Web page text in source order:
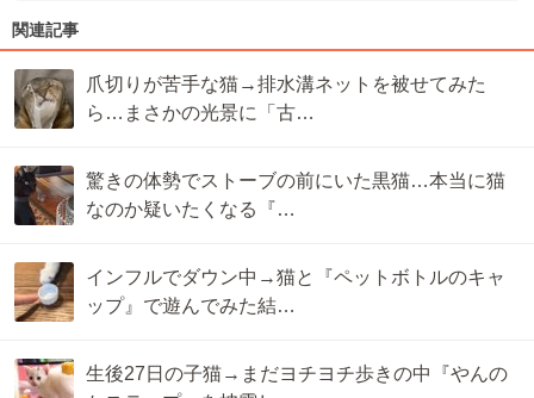
関連記事
爪切りが苦手な猫→排水溝ネットを被せてみた
ら…まさかの光景に「古…
驚きの体勢でストーブの前にいた黒猫…本当に猫
なのか疑いたくなる『…
インフルでダウン中→猫と『ペットボトルのキャ
ップ』で遊んでみた結…
生後27日の子猫→まだヨチヨチ歩きの中『やんの